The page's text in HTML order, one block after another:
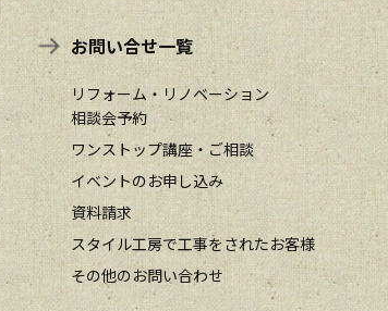
お問い合せ一覧
リフォーム・リノベーション
相談会予約
ワンストップ講座・ご相談
イベントのお申し込み
資料請求
スタイル工房で工事をされたお客様
その他のお問い合わせ